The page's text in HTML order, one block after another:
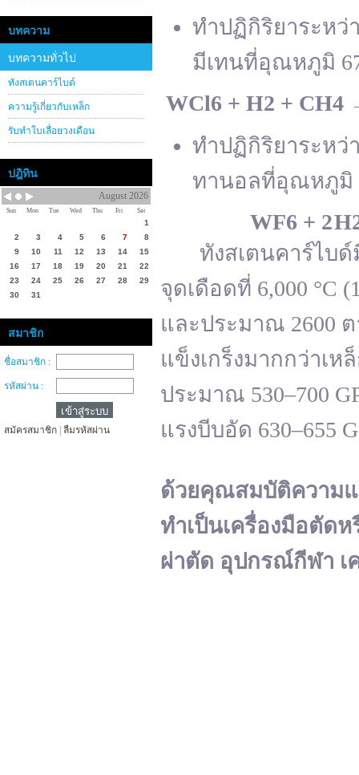
บทความ
บทความทั่วไป
ทังสเตนคาร์ไบด์
ความรู้เกี่ยวกับเหล็ก
รับทำใบเลื่อยวงเดือน
ปฎิทิน
August 2026
Sun Mon Tue Wed Thu Fri Sat
1
2
3 4 5 6 7
8
9
10 11 12 13 14
15
16
17 18 19 20 21
22
23
24 25 26 27 28
29
30
31
สมาชิก
ชื่อสมาชิก :
รหัสผ่าน :
สมัครสมาชิก ลืมรหัสผ่าน
ทำปฏิกิริยาระหว่
มีเทนที่อุณหภูมิ
WCl6 + H2 + CH4
ทำปฏิกิริยาระหว่
ทานอลที่อุณหภูมิ
WF6 + 2 H
ทังสเตนคาร์ไบด์มี
จุดเดือดที่ 6,000 °C
และประมาณ 2600
แข็งเกร็งมากกว่าเ
ประมาณ 530–700
แรงบีบอัด 630–655
ด้วยคุณสมบัติความแ
ทำเป็นเครื่องมือตัดห
ผ่าตัด อุปกรณ์กีฬา เ